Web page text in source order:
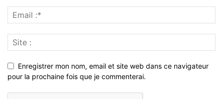
Enregistrer mon nom, email et site web dans ce navigateur
pour la prochaine fois que je commenterai.